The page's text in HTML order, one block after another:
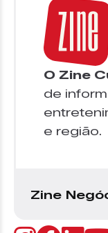
O Zine
de
e região.
Zine